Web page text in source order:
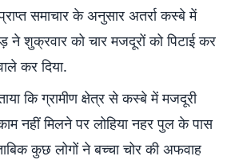
समाचार के अनुसार अतर्रा कस्बे में
ने शुक्रवार को चार मजदूरों को पिटाई कर
कर दिया.
कि ग्रामीण क्षेत्र से कस्बे में मजदूरी
नहीं मिलने पर लोहिया नहर पुल के पास
कुछ लोगों ने बच्चा चोर की अफवाह